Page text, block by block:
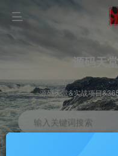
源码天
源码天堂&实战项目
输入关键词搜索